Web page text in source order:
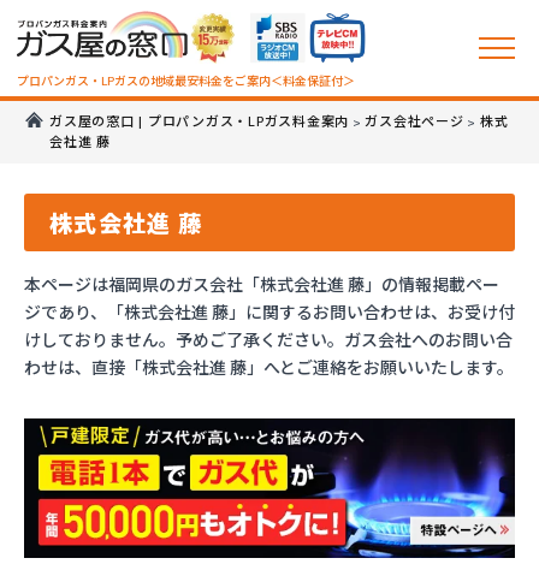
プロパンガス・LPガスの地域最安料金をご案内＜料金保証付＞
ガス屋の窓口 | プロパンガス・LPガス料金案内 >ガス会社ページ > 株式
会社進 藤
株式会社進 藤
本ページは福岡県のガス会社「株式会社進 藤」の情報掲載ペー
ジであり、「株式会社進 藤」に関するお問い合わせは、お受け付
けしておりません。予めご了承ください。ガス会社へのお問い合
わせは、直接「株式会社進 藤」へとご連絡をお願いいたします。